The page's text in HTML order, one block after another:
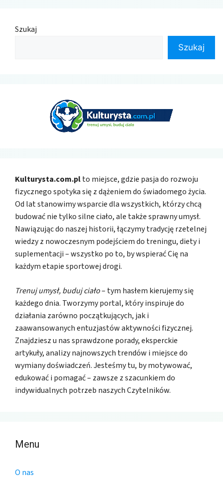
Szukaj
Szukaj
Kulturysta.com.plto miejsce, gdzie pasja do rozwoju
fizycznego spotyka się z dążeniem do świadomego życia.
Od lat stanowimy wsparcie dla wszystkich, którzy chcą
budować nie tylko silne ciało, ale także sprawny umysł.
Nawiązując do naszej historii, łączymy tradycję rzetelnej
wiedzy z nowoczesnym podejściem do treningu, diety i
suplementacji – wszystko po to, by wspierać Cię na
każdym etapie sportowej drogi.
Trenuj umysł, buduj ciało– tym hasłem kierujemy się
każdego dnia. Tworzymy portal, który inspiruje do
działania zarówno początkujących, jak i
zaawansowanych entuzjastów aktywności fizycznej.
Znajdziesz u nas sprawdzone porady, eksperckie
artykuły, analizy najnowszych trendów i miejsce do
wymiany doświadczeń. Jesteśmy tu, by motywować,
edukować i pomagać – zawsze z szacunkiem do
indywidualnych potrzeb naszych Czytelników.
Menu
O nas